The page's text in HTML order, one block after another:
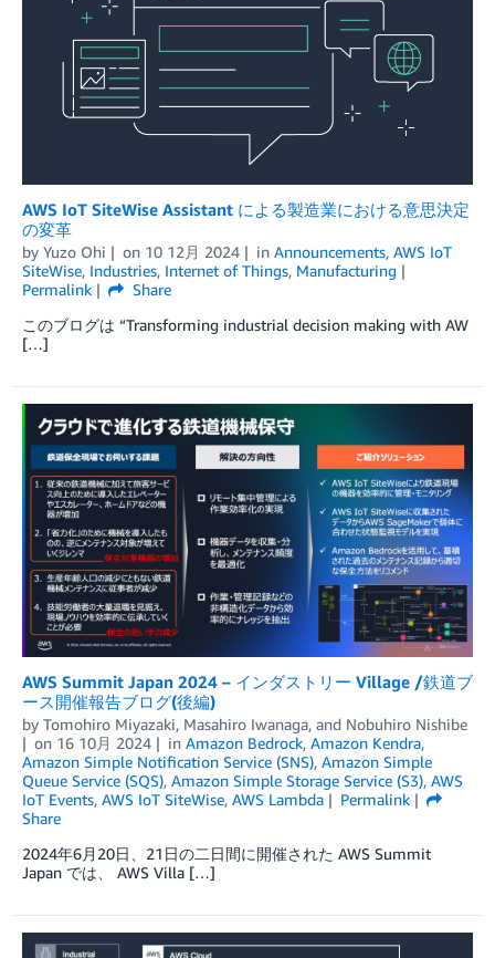
AWS IoT SiteWise Assistant による製造業における意思決定
の変革
by Yuzo Ohi on 10 12月 2024 in Announcements, AWS IoT
SiteWise, Industries, Internet of Things, Manufacturing
Permalink
Share
このブログは “Transforming industrial decision making with AW
[…]
AWS Summit Japan 2024 – インダストリー Village /鉄道ブ
ース開催報告ブログ(後編)
by Tomohiro Miyazaki, Masahiro Iwanaga, and Nobuhiro Nishibe
on 16 10月 2024 in Amazon Bedrock, Amazon Kendra,
Amazon Simple Notification Service (SNS), Amazon Simple
Queue Service (SQS), Amazon Simple Storage Service (S3), AWS
IoT Events, AWS IoT SiteWise, AWS Lambda
Permalink
Share
2024年6月20日、21日の二日間に開催された AWS Summit
Japan では、 AWS Villa […]